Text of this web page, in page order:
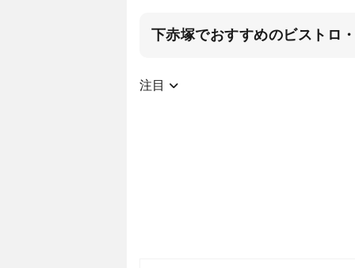
下赤塚でおすすめのビストロ
注目